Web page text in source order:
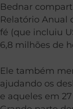
Bednar
Relatório Anual
fé (que incluiu
6,8 milhões de
Ele também
ajudando os
e aqueles em